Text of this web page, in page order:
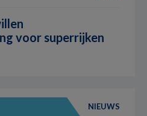
voor superrijken
NIEUWS